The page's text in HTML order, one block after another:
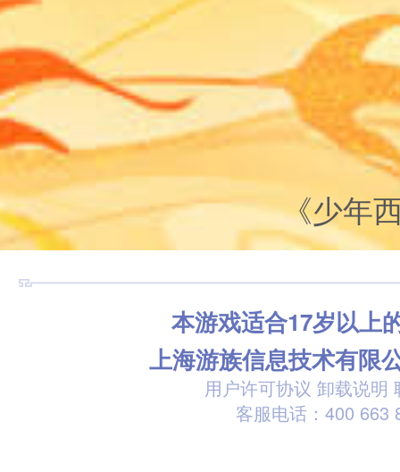
《少年
本游戏适合17岁以上
上海游族信息技术有限
用户许可协议 卸载说明
客服电话：400 663